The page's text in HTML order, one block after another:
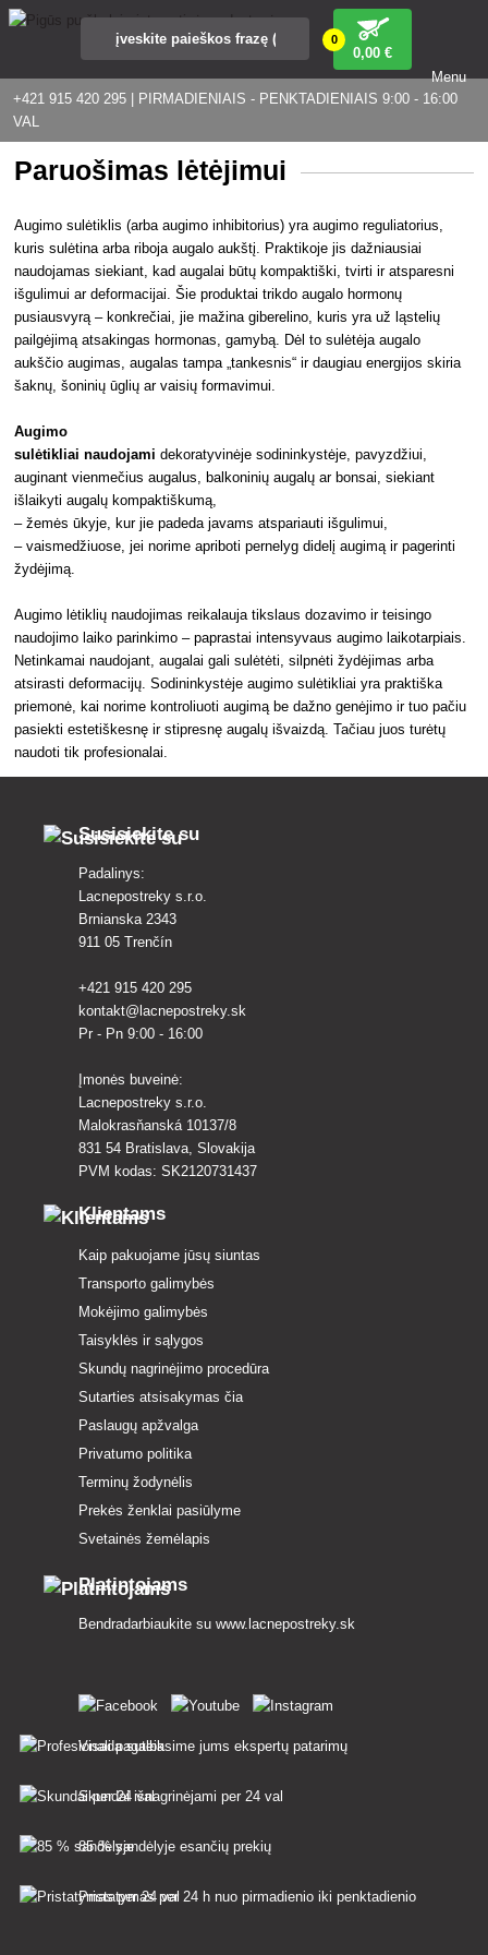
+421 915 420 295 | PIRMADIENIAIS - PENKTADIENIAIS 9:00 - 16:00
VAL
0
0,00 €
Menu
Paruošimas lėtėjimui
Augimo sulėtiklis (arba augimo inhibitorius) yra augimo reguliatorius,
kuris sulėtina arba riboja augalo aukštį. Praktikoje jis dažniausiai
naudojamas siekiant, kad augalai būtų kompaktiški, tvirti ir atsparesni
išgulimui ar deformacijai. Šie produktai trikdo augalo hormonų
pusiausvyrą – konkrečiai, jie mažina giberelino, kuris yra už ląstelių
pailgėjimą atsakingas hormonas, gamybą. Dėl to sulėtėja augalo
aukščio augimas, augalas tampa „tankesnis“ ir daugiau energijos skiria
šaknų, šoninių ūglių ar vaisių formavimui.
Augimo
sulėtikliai naudojami dekoratyvinėje sodininkystėje, pavyzdžiui,
auginant vienmečius augalus, balkoninių augalų ar bonsai, siekiant
išlaikyti augalų kompaktiškumą,
– žemės ūkyje, kur jie padeda javams atspariauti išgulimui,
– vaismedžiuose, jei norime apriboti pernelyg didelį augimą ir pagerinti
žydėjimą.
Augimo lėtiklių naudojimas reikalauja tikslaus dozavimo ir teisingo
naudojimo laiko parinkimo – paprastai intensyvaus augimo laikotarpiais.
Netinkamai naudojant, augalai gali sulėtėti, silpnėti žydėjimas arba
atsirasti deformacijų. Sodininkystėje augimo sulėtikliai yra praktiška
priemonė, kai norime kontroliuoti augimą be dažno genėjimo ir tuo pačiu
pasiekti estetiškesnę ir stipresnę augalų išvaizdą. Tačiau juos turėtų
naudoti tik profesionalai.
Susisiekite su
Padalinys:
Lacnepostreky s.r.o.
Brnianska 2343
911 05 Trenčín
+421 915 420 295
kontakt@lacnepostreky.sk
Pr - Pn 9:00 - 16:00
Įmonės buveinė:
Lacnepostreky s.r.o.
Malokrasňanská 10137/8
831 54 Bratislava, Slovakija
PVM kodas: SK2120731437
Klientams
Kaip pakuojame jūsų siuntas
Transporto galimybės
Mokėjimo galimybės
Taisyklės ir sąlygos
Skundų nagrinėjimo procedūra
Sutarties atsisakymas čia
Paslaugų apžvalga
Privatumo politika
Terminų žodynėlis
Prekės ženklai pasiūlyme
Svetainės žemėlapis
Platintojams
Bendradarbiaukite su www.lacnepostreky.sk
Visada suteiksime jums ekspertų patarimų
Skundai išnagrinėjami per 24 val
85 % sandėlyje esančių prekių
Pristatymas per 24 h nuo pirmadienio iki penktadienio